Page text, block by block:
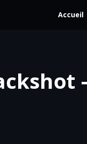
Accueil